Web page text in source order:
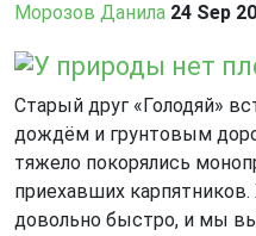
Морозов Данила 24 Sep
У природы нет
Старый друг «Голодяй»
дождём и грунтовым
тяжело покорялись
приехавших
довольно быстро, и мы